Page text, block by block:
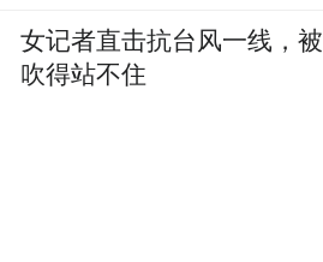
女记者直击抗台风一线，被
吹得站不住